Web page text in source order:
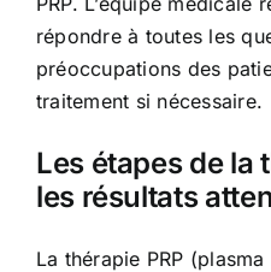
répondre à toutes les
préoccupations des
traitement si nécessaire.
Les étapes de la
les résultats
La thérapie PRP